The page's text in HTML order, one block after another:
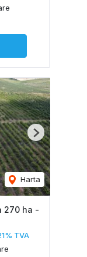
Harta
Next
270 ha -
TVA